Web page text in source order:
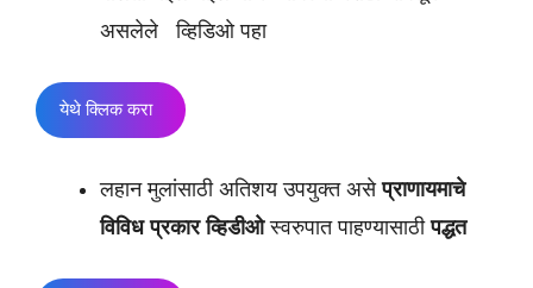
असलेले व्हिडिओ पहा
येथे क्लिक करा
लहान मुलांसाठी अतिशय उपयुक्त असेप्राणायमाचे
विविध प्रकार व्हिडीओस्वरुपात पाहण्यासाठीपद्धत